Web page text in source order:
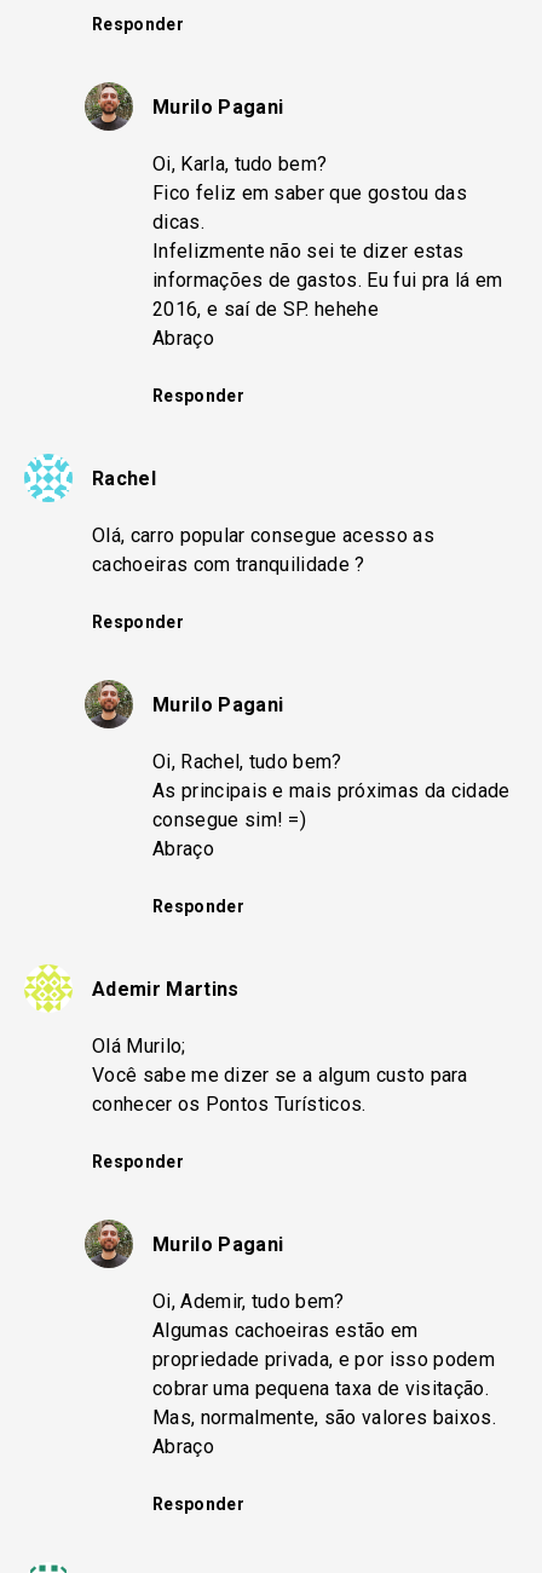
Responder
Murilo Pagani
Oi, Karla, tudo bem?
Fico feliz em saber que gostou das
dicas.
Infelizmente não sei te dizer estas
informações de gastos. Eu fui pra lá em
2016, e saí de SP. hehehe
Abraço
Responder
Rachel
Olá, carro popular consegue acesso as
cachoeiras com tranquilidade ?
Responder
Murilo Pagani
Oi, Rachel, tudo bem?
As principais e mais próximas da cidade
consegue sim! =)
Abraço
Responder
Ademir Martins
Olá Murilo;
Você sabe me dizer se a algum custo para
conhecer os Pontos Turísticos.
Responder
Murilo Pagani
Oi, Ademir, tudo bem?
Algumas cachoeiras estão em
propriedade privada, e por isso podem
cobrar uma pequena taxa de visitação.
Mas, normalmente, são valores baixos.
Abraço
Responder